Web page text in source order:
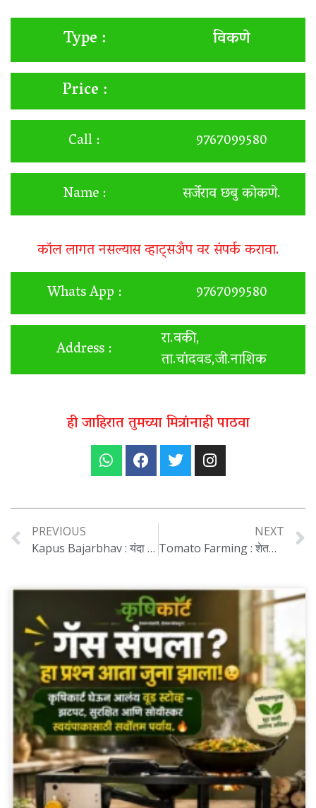
Type :
विकणे
Price :
Call :
9767099580
Name :
सर्जेराव छबु कोकणे.
कॉल लागत नसल्यास व्हाट्सअँप वर संपर्क करावा.
Whats App :
9767099580
Address : रा.वकी,
ता.चांदवड,जी.नाशिक
ही जाहिरात तुमच्या मित्रांनाही पाठवा
PREVIOUS
Kapus Bajarbhav : यंदा कापसाची उत्पादकता वाढली, पण उत्पादन घटले, दरावर काय परिणाम होणार…
NEXT
Tomato Farming : शेतकऱ्याने टोमॅटो लागवड केली, पण फळधारणा होताच पोलिसांची शेतात पडली धाड, त्यानंतर….